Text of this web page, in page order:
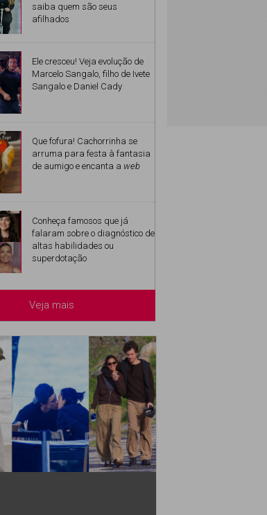
saiba quem são seus
afilhados
Ele cresceu! Veja evolução de
Marcelo Sangalo, filho de Ivete
Sangalo e Daniel Cady
Que fofura! Cachorrinha se
arruma para festa à fantasia
de aumigo e encanta a web
Conheça famosos que já
falaram sobre o diagnóstico de
altas habilidades ou
superdotação
Veja mais